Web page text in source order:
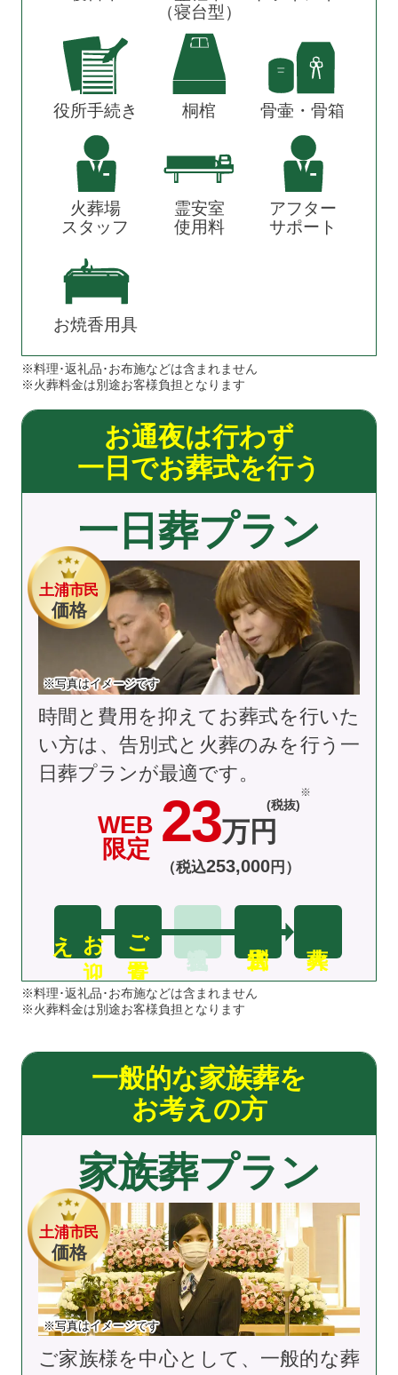
（寝台型）
役所手続き 桐棺 骨壷・骨箱
火葬場
スタッフ
霊安室
使用料
アフター
サポート
お焼香用具
※料理･返礼品･お布施などは含まれません
※火葬料金は別途お客様負担となります
土浦市民
価格
※写真はイメージです
お通夜は行わず
一日でお葬式を行う
一日葬プラン
WEB
限定 23万円
(税抜)
（税込253,000円）
お
迎
え ご安置
時間と費用を抑えてお葬式を行いた
い方は、告別式と火葬のみを行う一
日葬プランが最適です。
※料理･返礼品･お布施などは含まれません
※火葬料金は別途お客様負担となります
土浦市民
価格
※写真はイメージです
一般的な家族葬を
お考えの方
家族葬プラン
ご家族様を中心として、一般的な葬